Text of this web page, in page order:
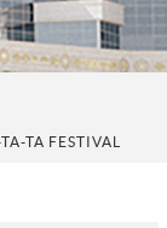
TA FESTIVAL